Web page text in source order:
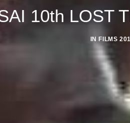
10th LOST
IN FILMS